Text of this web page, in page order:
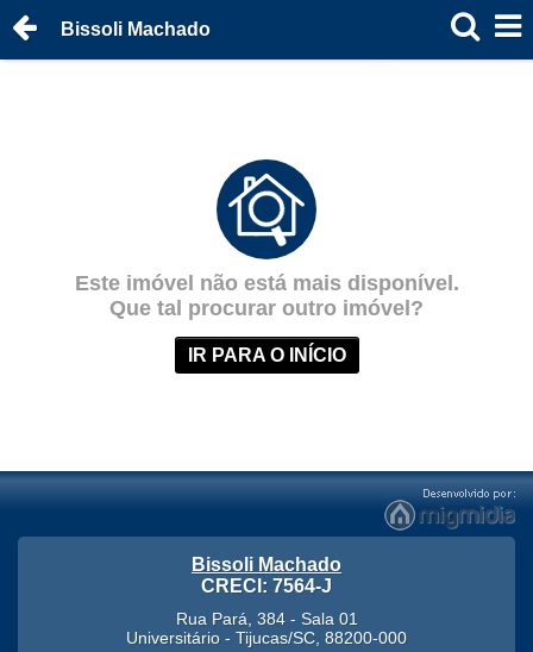
Bissoli Machado
Este imóvel não está mais disponível.
Que tal procurar outro imóvel?
IR PARA O INÍCIO
Bissoli Machado
CRECI: 7564-J
Rua Pará, 384 - Sala 01
Universitário - Tijucas/SC 88200-000